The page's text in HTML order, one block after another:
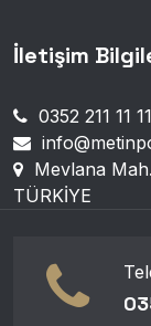
İletişim
0352 211 11 11
Mevlana
TÜRKİYE